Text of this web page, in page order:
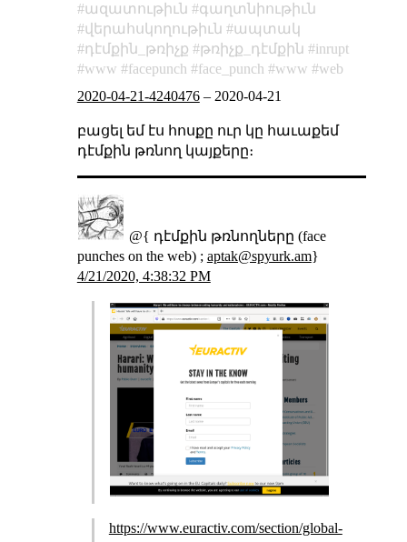
ազատութիւն
գաղտնիութիւն
վերահսկողութիւն
ապտակ
դէմքին_թռիչք
թռիչք_դէմքին
inrupt
www
facepunch face_punch www
web
2020-04-21-4240476– 2020-04-21
բացել եմ էս հոսքը ուր կը հաւաքեմ
դէմքին թռնող կայքերը։
@{ դէմքին թռնողները (face
punches on the web) ; aptak@spyurk.am}
4/21/2020, 4:38:32 PM
https://www.euractiv.com/section/global-